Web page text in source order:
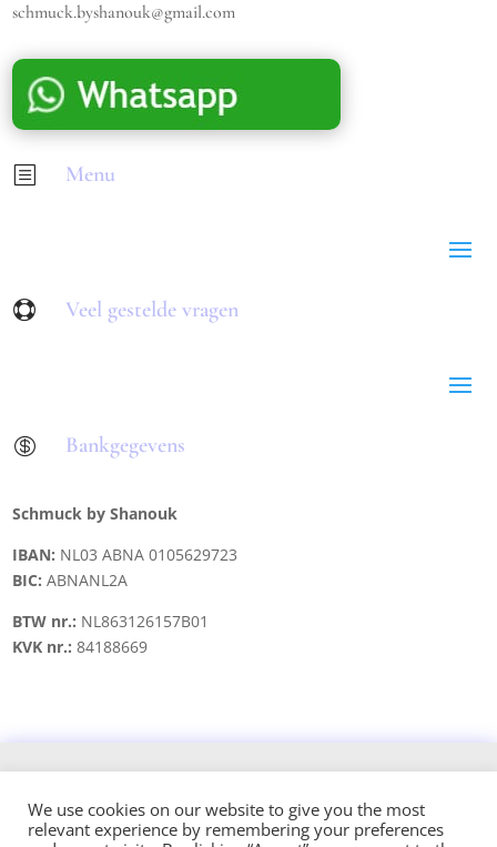
schmuck.byshanouk@gmail.com
b Menu
 Veel gestelde vragen
 Bankgegevens
Schmuck by Shanouk
IBAN: NL03 ABNA 0105629723
BIC: ABNANL2A
BTW nr.: NL863126157B01
KVK nr.:84188669
We use cookies on our website to give you the most
relevant experience by remembering your preferences